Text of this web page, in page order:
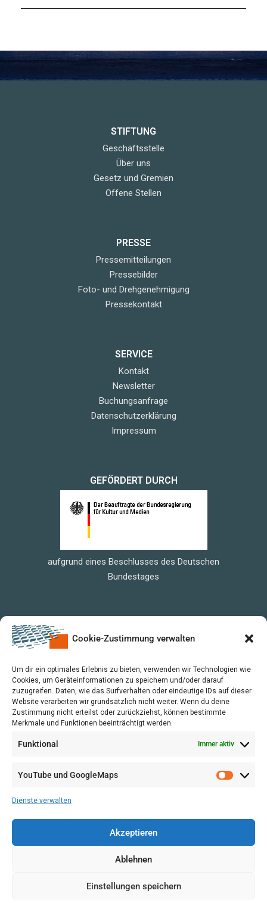
Cookie-Zustimmung verwalten
Um dir ein optimales Erlebnis zu bieten, verwenden wir Technologien wie
Cookies, um Geräteinformationen zu speichern und/oder darauf
zuzugreifen. Daten, wie das Surfverhalten oder eindeutige IDs auf dieser
Website verarbeiten wir grundsätzlich nicht weiter. Wenn du deine
Zustimmung nicht erteilst oder zurückziehst, können bestimmte
Merkmale und Funktionen beeinträchtigt werden.
Funktional Immer aktiv
YouTube und GoogleMaps
Dienste verwalten
Akzeptieren
Ablehnen
Einstellungen speichern
STIFTUNG
Geschäftsstelle
Über uns
Gesetz und Gremien
Offene Stellen
PRESSE
Pressemitteilungen
Pressebilder
Foto- und Drehgenehmigung
Pressekontakt
SERVICE
Kontakt
Newsletter
Buchungsanfrage
Datenschutzerklärung
Impressum
GEFÖRDERT DURCH
aufgrund eines Beschlusses des Deutschen
Bundestages
VERWALTUNG